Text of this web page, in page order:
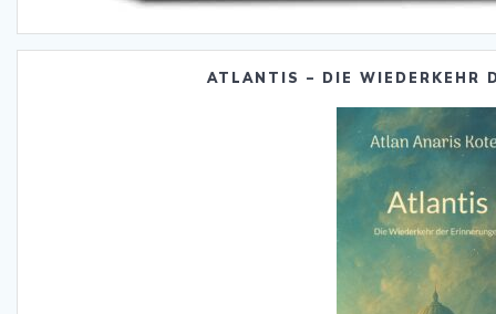
ATLANTIS – DIE WIEDERKEHR